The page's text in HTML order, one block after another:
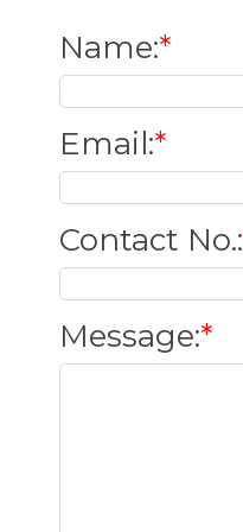
Name:*
Email:*
Contact No.:
Message:*